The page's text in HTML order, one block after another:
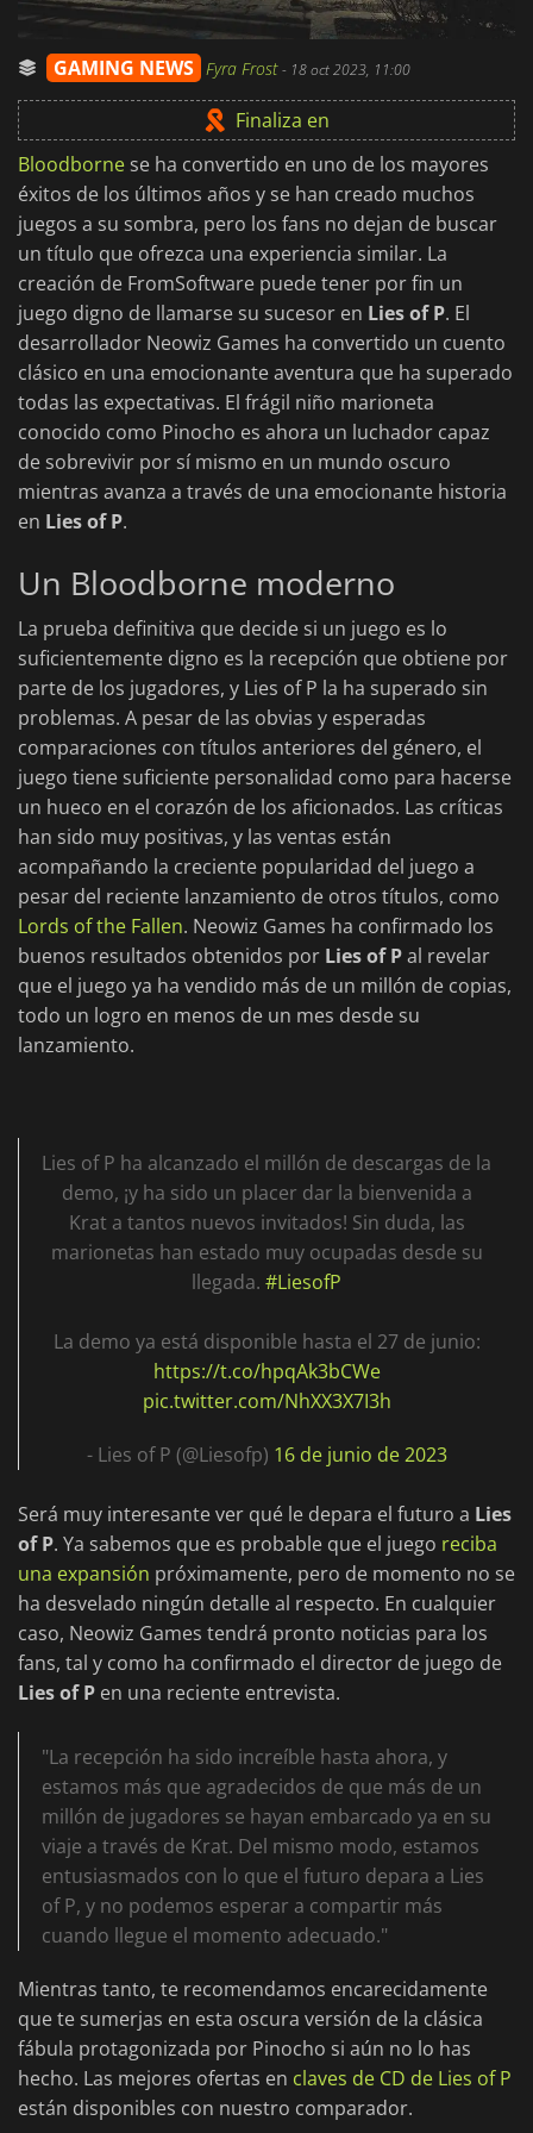
GAMING NEWS Fyra Frost- 18 oct 2023, 11:00
Finaliza en
Bloodborne se ha convertido en uno de los mayores
éxitos de los últimos años y se han creado muchos
juegos a su sombra, pero los fans no dejan de buscar
un título que ofrezca una experiencia similar. La
creación de FromSoftware puede tener por fin un
juego digno de llamarse su sucesor en Lies of P. El
desarrollador Neowiz Games ha convertido un cuento
clásico en una emocionante aventura que ha superado
todas las expectativas. El frágil niño marioneta
conocido como Pinocho es ahora un luchador capaz
de sobrevivir por sí mismo en un mundo oscuro
mientras avanza a través de una emocionante historia
en Lies of P.
Un Bloodborne moderno
La prueba definitiva que decide si un juego es lo
suficientemente digno es la recepción que obtiene por
parte de los jugadores, y Lies of P la ha superado sin
problemas. A pesar de las obvias y esperadas
comparaciones con títulos anteriores del género, el
juego tiene suficiente personalidad como para hacerse
un hueco en el corazón de los aficionados. Las críticas
han sido muy positivas, y las ventas están
acompañando la creciente popularidad del juego a
pesar del reciente lanzamiento de otros títulos, como
Lords of the Fallen. Neowiz Games ha confirmado los
buenos resultados obtenidos por Lies of Pal revelar
que el juego ya ha vendido más de un millón de copias,
todo un logro en menos de un mes desde su
lanzamiento.
Lies of P ha alcanzado el millón de descargas de la
demo, ¡y ha sido un placer dar la bienvenida a
Krat a tantos nuevos invitados! Sin duda, las
marionetas han estado muy ocupadas desde su
llegada. #LiesofP
La demo ya está disponible hasta el 27 de junio:
https://t.co/hpqAk3bCWe
pic.twitter.com/NhXX3X7I3h
- Lies of P (@Liesofp) 16 de junio de 2023
Será muy interesante ver qué le depara el futuro a Lies
of P. Ya sabemos que es probable que el juego reciba
una expansión próximamente, pero de momento no se
ha desvelado ningún detalle al respecto. En cualquier
caso, Neowiz Games tendrá pronto noticias para los
fans, tal y como ha confirmado el director de juego de
Lies of P en una reciente entrevista.
"La recepción ha sido increíble hasta ahora, y
estamos más que agradecidos de que más de un
millón de jugadores se hayan embarcado ya en su
viaje a través de Krat. Del mismo modo, estamos
entusiasmados con lo que el futuro depara a Lies
of P, y no podemos esperar a compartir más
cuando llegue el momento adecuado."
Mientras tanto, te recomendamos encarecidamente
que te sumerjas en esta oscura versión de la clásica
fábula protagonizada por Pinocho si aún no lo has
hecho. Las mejores ofertas en claves de CD de Lies of P
están disponibles con nuestro comparador.